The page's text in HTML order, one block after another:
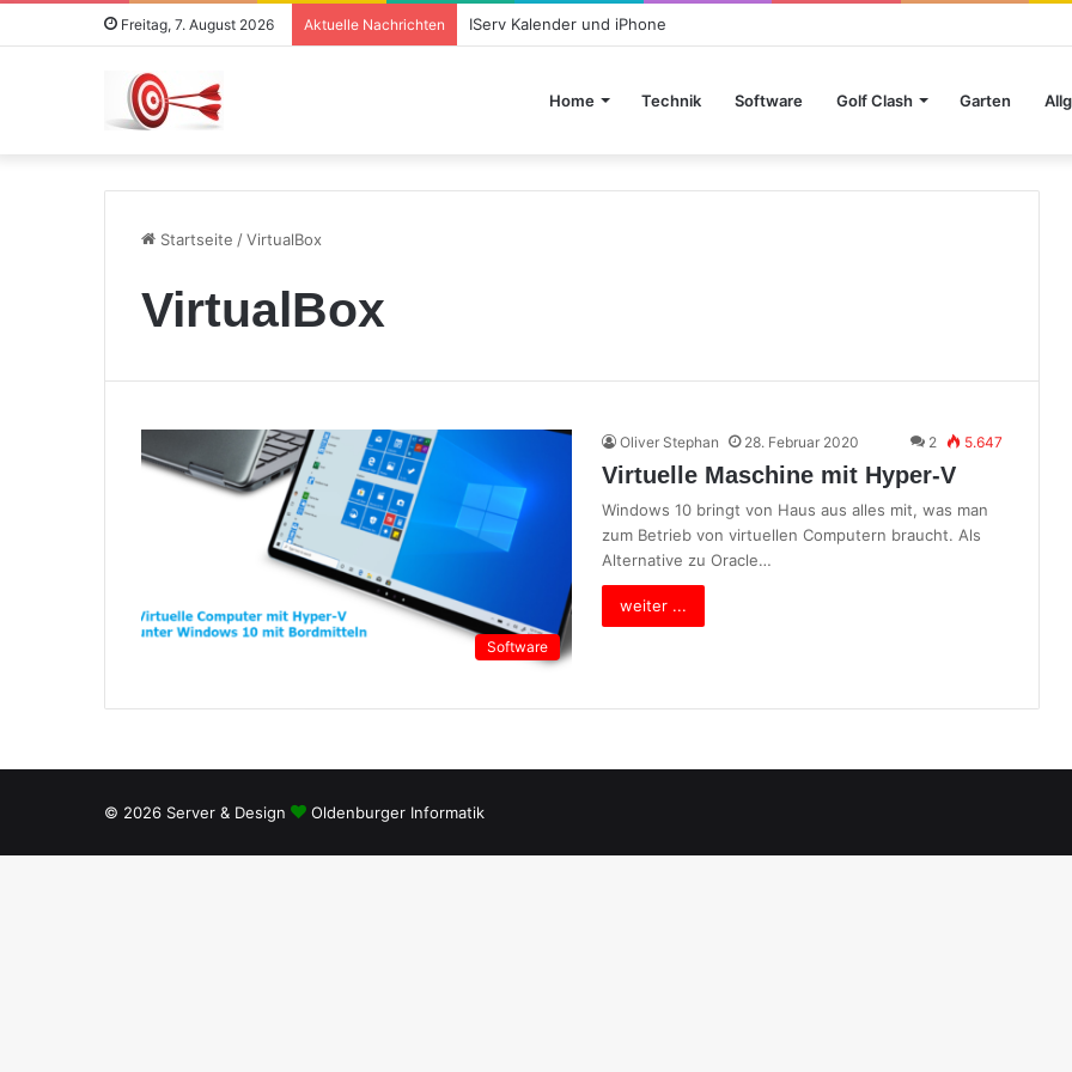
Freitag, 7. August 2026 Aktuelle Nachrichten IServ Kalender und iPhone
Home Technik Software Golf Clash Garten
Startseite /VirtualBox
VirtualBox
Software
Oliver Stephan 28. Februar 2020 2 5.647
Virtuelle Maschine mit Hyper-V
Windows 10 bringt von Haus aus alles mit, was man
zum Betrieb von virtuellen Computern braucht. Als
Alternative zu Oracle…
weiter ...
© 2026 Server & Design Oldenburger Informatik